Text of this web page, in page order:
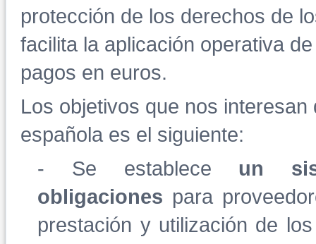
protección de los derechos de
facilita la aplicación operativa
pagos en euros.
Los objetivos que nos
española es el siguiente:
- Se establece un
obligaciones para
prestación y utilización de